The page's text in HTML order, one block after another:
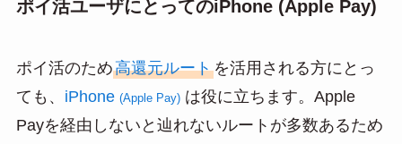
ポイ活ユーザにとってのiPhone (Apple Pay)
ポイ活のため高還元ルートを活用される方にとっ
ても、 iPhone (Apple Pay)は役に立ちます。Apple
Payを経由しないと辿れないルートが多数あるため